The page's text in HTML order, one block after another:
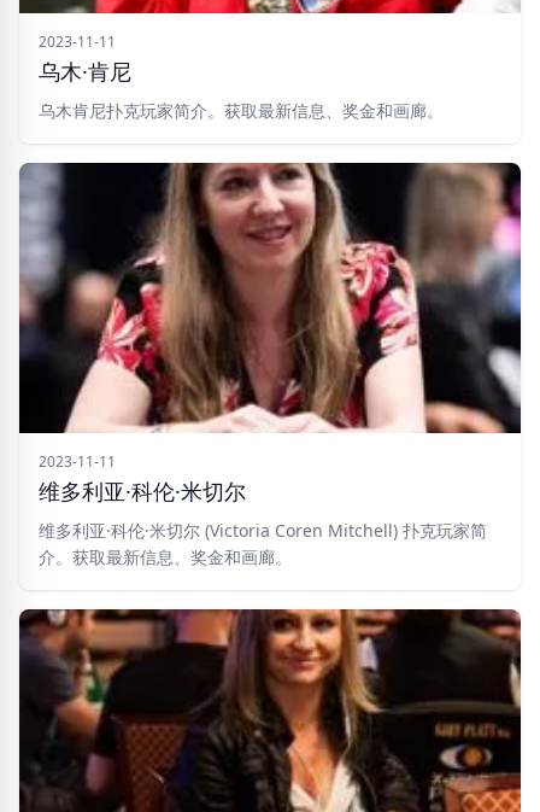
2023-11-11
乌木·肯尼
乌木肯尼扑克玩家简介。获取最新信息、奖金和画廊。
2023-11-11
维多利亚·科伦·米切尔
维多利亚·科伦·米切尔 (Victoria Coren Mitchell) 扑克玩家简
介。获取最新信息、奖金和画廊。